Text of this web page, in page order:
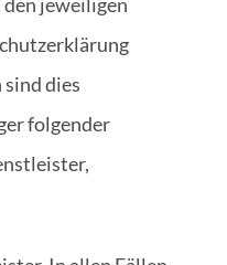
dies
folgender